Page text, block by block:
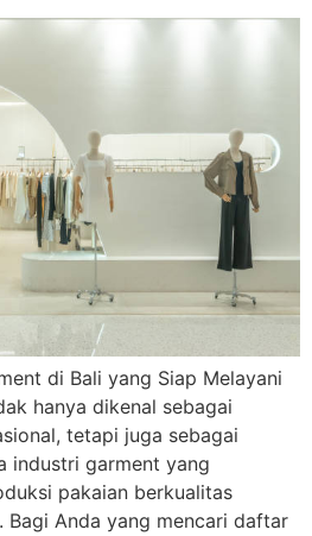
di Bali yang Siap Melayani
hanya dikenal sebagai
tetapi juga sebagai
industri garment yang
pakaian berkualitas
Bagi Anda yang mencari daftar